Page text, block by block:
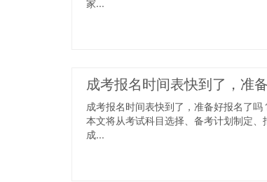
家...
成考报名时间表快到了，准
成考报名时间表快到了，准备好报名了
本文将从考试科目选择、备考计划制定
成...